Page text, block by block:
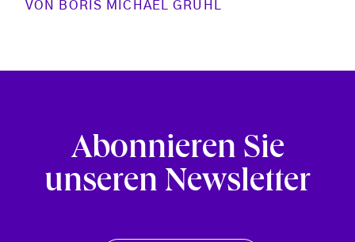
VON
BORIS MICHAEL GRUHL
Abonnieren Sie
unseren Newsletter